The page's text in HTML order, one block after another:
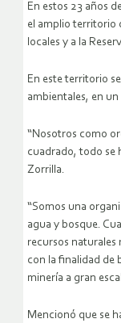
En estos 23 años
el amplio territorio
locales y a la
En este territorio
ambientales, en
“Nosotros como
cuadrado, todo se
Zorrilla.
“Somos una
agua y bosque.
recursos naturales
con la finalidad de
minería a gran
Mencionó que se